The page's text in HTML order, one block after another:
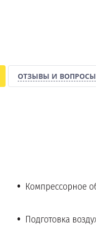
ОТЗЫВЫ И ВОПРОСЫ